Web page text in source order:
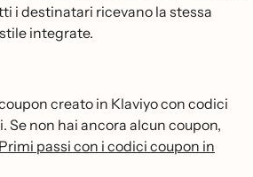
i destinatari ricevano la stessa
integrate.
creato in Klaviyo con codici
non hai ancora alcun coupon,
Primi passi con i codici coupon in